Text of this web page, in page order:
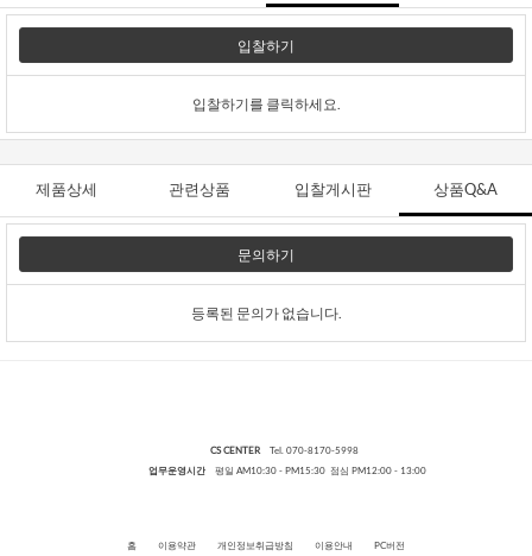
입찰하기
입찰하기를 클릭하세요.
제품상세 관련상품 입찰게시판 상품Q&A
문의하기
등록된 문의가 없습니다.
CS CENTER Tel. 070-8170-5998
업무운영시간평일 AM10:30 - PM15:30 점심 PM12:00 - 13:00
홈 이용약관 개인정보취급방침 이용안내 PC버전